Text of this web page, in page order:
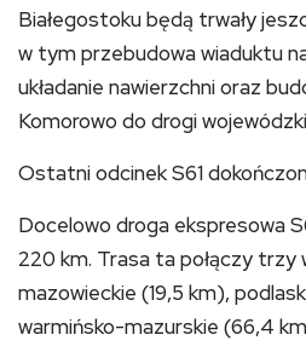
Białegostoku będą trwały
w tym przebudowa wiaduktu
układanie nawierzchni oraz
Komorowo do drogi
Ostatni odcinek S61
Docelowo droga ekspresowa
220 km. Trasa ta połączy trzy
mazowieckie (19,5 km),
warmińsko-mazurskie (66,4